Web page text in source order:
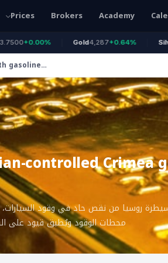
Academy
Brokers
Prices
+0.00% Gold 4,287+0.64% Silver
gasoline
controlled Crimea
روسيا من نقص حاد في وقود
محطات الوقود ويُطبق قيود على